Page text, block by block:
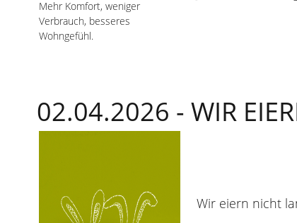
Mehr Komfort, weniger
Verbrauch, besseres
Wohngefühl.
02.04.2026 - WIR
Wir eiern nicht